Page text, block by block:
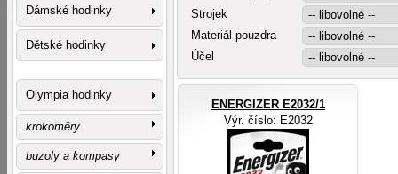
Strojek
Materiál pouzdra
Účel
ENERGIZER E2032/1
Výr. číslo: E2032
Dámské hodinky
Dětské hodinky
Olympia hodinky
krokoměry
buzoly a kompasy